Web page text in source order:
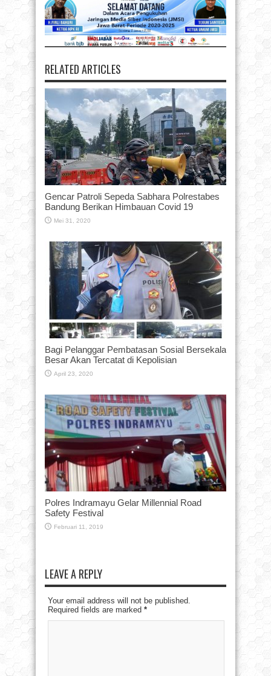
RELATED ARTICLES
Gencar Patroli Sepeda Sabhara Polrestabes
Bandung Berikan Himbauan Covid 19
Mei 31, 2020
Bagi Pelanggar Pembatasan Sosial Bersekala
Besar Akan Tercatat di Kepolisian
April 23, 2020
Polres Indramayu Gelar Millennial Road
Safety Festival
Februari 11, 2019
LEAVE A REPLY
Your email address will not be published.
Required fields are marked *